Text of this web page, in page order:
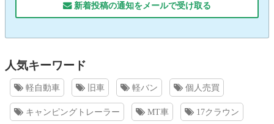
新着投稿の通知をメールで受け取る
人気キーワード
軽自動車 旧車 軽バン 個人売買
キャンピングトレーラー MT車 17クラウン